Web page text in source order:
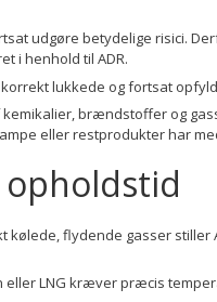
udgøre betydelige risici.
i henhold til ADR.
lukkede og fortsat
brændstoffer og
eller restprodukter har
opholdstid
flydende gasser stiller
LNG kræver præcis